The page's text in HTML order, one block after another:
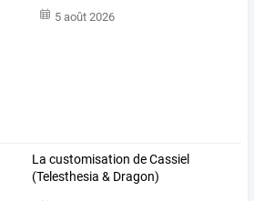
5 août 2026
La customisation de Cassiel
(Telesthesia & Dragon)